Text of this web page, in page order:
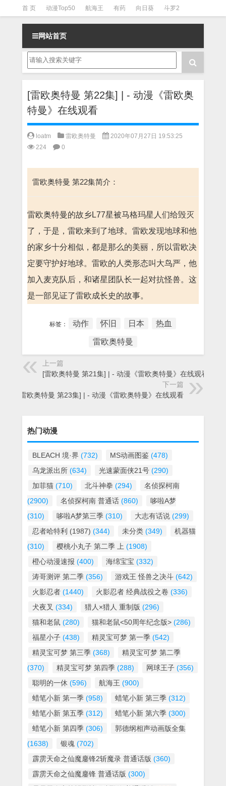
首 页 动漫Top50 航海王 有药 向日葵 斗罗2
斗罗3 火影 一拳超人 柯南 阴阳师 节目清单
网站首页
[雷欧奥特曼 第22集] | - 动漫《雷欧奥
特曼》在线观看
loatm 雷欧奥特曼
2020年07月27日 19:53:25
224
0
雷欧奥特曼 第22集简介：
雷欧奥特曼的故乡L77星被马格玛星人们给毁灭
了，于是，雷欧来到了地球。雷欧发现地球和他
的家乡十分相似，都是那么的美丽，所以雷欧决
定要守护好地球。雷欧的人类形态叫大鸟严，他
加入麦克队后，和诸星团队长一起对抗怪兽。这
是一部见证了雷欧成长史的故事。
标签： 动作 怀旧 日本 热血
雷欧奥特曼
上一篇
[雷欧奥特曼 第21集] | - 动漫《雷欧奥特曼》在线观看
下一篇
[雷欧奥特曼 第23集] | - 动漫《雷欧奥特曼》在线观看
热门动漫
BLEACH 境·界 (732) MS动画图鉴 (478)
乌龙派出所 (634) 光速蒙面侠21号 (290)
加菲猫 (710) 北斗神拳 (294)
名侦探柯南
(2900)
名侦探柯南 普通话 (860)
哆啦A梦
(310)
哆啦A梦第三季 (310) 大志有话说 (299)
忍者哈特利 (1987) (344) 未分类 (349)
机器猫
(310)
樱桃小丸子 第二季 上 (1908)
橙心动漫速报 (400) 海绵宝宝 (332)
涛哥测评 第二季 (356) 游戏王 怪兽之决斗 (642)
火影忍者 (1440) 火影忍者 经典战役之卷 (336)
犬夜叉 (334) 猎人×猎人 重制版 (296)
猫和老鼠 (280) 猫和老鼠<50周年纪念版> (286)
福星小子 (438) 精灵宝可梦 第一季 (542)
精灵宝可梦 第三季 (368)
精灵宝可梦 第二季
(370)
精灵宝可梦 第四季 (288) 网球王子 (356)
聪明的一休 (596) 航海王 (900)
蜡笔小新 第一季 (958) 蜡笔小新 第三季 (312)
蜡笔小新 第五季 (312) 蜡笔小新 第六季 (300)
蜡笔小新 第四季 (306)
郭德纲相声动画版全集
(1638)
银魂 (702)
霹雳天命之仙魔鏖锋2斩魔录 普通话版 (360)
霹雳天命之仙魔鏖锋 普通话版 (300)